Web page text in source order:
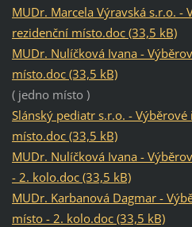
MUDr. Marcela Výravská s.r.o. -
rezidenční místo.doc (33,5 kB)
MUDr. Nulíčková Ivana -
místo.doc (33,5 kB)
( jedno místo )
Slánský pediatr s.r.o. -
místo.doc (33,5 kB)
MUDr. Nulíčková Ivana -
- 2. kolo.doc (33,5 kB)
MUDr. Karbanová Dagmar -
místo - 2. kolo.doc (33,5 kB)